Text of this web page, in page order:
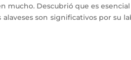
Descubrió que es
son significativos por su